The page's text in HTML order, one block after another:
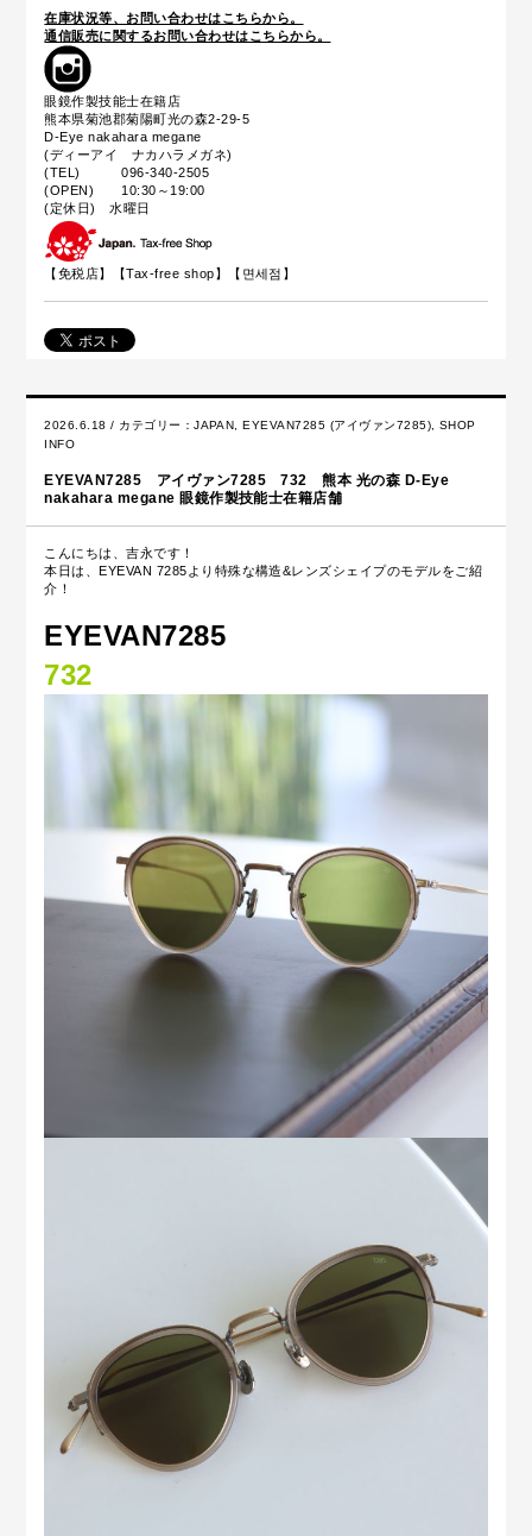
在庫状況等、お問い合わせはこちらから。
通信販売に関するお問い合わせはこちらから。
眼鏡作製技能士在籍店
熊本県菊池郡菊陽町光の森2-29-5
D-Eye nakahara megane
(ディーアイ ナカハラメガネ)
(TEL) 096-340-2505
(OPEN) 10:30～19:00
(定休日) 水曜日
【免税店】【Tax-free shop 】【면세점】
2026.6.18 / カテゴリー：JAPAN,EYEVAN7285 (アイヴァン7285), SHOP
INFO
EYEVAN7285 アイヴァン7285 732 熊本 光の森 D-Eye
nakahara megane 眼鏡作製技能士在籍店舗
こんにちは、吉永です！
本日は、EYEVAN 7285より特殊な構造&レンズシェイプのモデルを ご紹
介！
EYEVAN7285
732